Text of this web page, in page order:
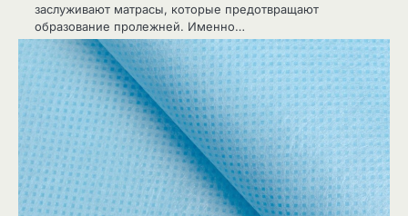
заслуживают матрасы, которые предотвращают
образование пролежней. Именно…